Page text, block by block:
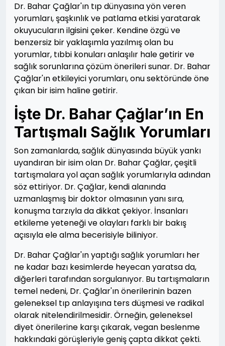
Dr. Bahar Çağlar'ın tıp dünyasına yön veren
yorumları, şaşkınlık ve patlama etkisi yaratarak
okuyucuların ilgisini çeker. Kendine özgü ve
benzersiz bir yaklaşımla yazılmış olan bu
yorumlar, tıbbi konuları anlaşılır hale getirir ve
sağlık sorunlarına çözüm önerileri sunar. Dr. Bahar
Çağlar'ın etkileyici yorumları, onu sektöründe öne
çıkan bir isim haline getirir.
İşte Dr. Bahar Çağlar’ın En
Tartışmalı Sağlık Yorumları
Son zamanlarda, sağlık dünyasında büyük yankı
uyandıran bir isim olan Dr. Bahar Çağlar, çeşitli
tartışmalara yol açan sağlık yorumlarıyla adından
söz ettiriyor. Dr. Çağlar, kendi alanında
uzmanlaşmış bir doktor olmasının yanı sıra,
konuşma tarzıyla da dikkat çekiyor. İnsanları
etkileme yeteneği ve olayları farklı bir bakış
açısıyla ele alma becerisiyle biliniyor.
Dr. Bahar Çağlar'ın yaptığı sağlık yorumları her
ne kadar bazı kesimlerde heyecan yaratsa da,
diğerleri tarafından sorgulanıyor. Bu tartışmaların
temel nedeni, Dr. Çağlar'ın önerilerinin bazen
geleneksel tıp anlayışına ters düşmesi ve radikal
olarak nitelendirilmesidir. Örneğin, geleneksel
diyet önerilerine karşı çıkarak, vegan beslenme
hakkındaki görüşleriyle geniş çapta dikkat çekti.